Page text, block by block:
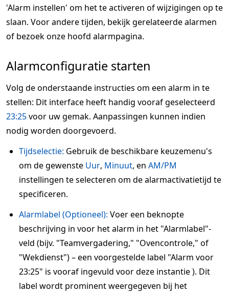
'Alarm instellen' om het te activeren of wijzigingen op te
slaan. Voor andere tijden, bekijk gerelateerde alarmen
of bezoek onze hoofd alarmpagina.
Alarmconfiguratie starten
Volg de onderstaande instructies om een alarm in te
stellen: Dit interface heeft handig vooraf geselecteerd
23:25voor uw gemak. Aanpassingen kunnen indien
nodig worden doorgevoerd.
Tijdselectie: Gebruik de beschikbare keuzemenu's
om de gewenste Uur, Minuut, en AM/PM
instellingen te selecteren om de alarmactivatietijd te
specificeren.
Alarmlabel (Optioneel): Voer een beknopte
beschrijving in voor het alarm in het "Alarmlabel"-
veld (bijv. "Teamvergadering," "Ovencontrole," of
"Wekdienst") – een voorgestelde label "Alarm voor
23:25" is vooraf ingevuld voor deze instantie ). Dit
label wordt prominent weergegeven bij het